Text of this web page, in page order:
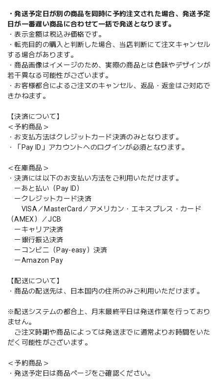
・発送予定日が別の商品を同時に予約注文された場合、発送予定
日が一番遅い商品に合わせて一括で発送となります。
・表示金額は税込み価格です。
・転売目的の購入と判断した場合、当店判断にて注文キャンセル
する場合があります。
・商品画像はイメージのため、実際の商品とは色味やデザインが
若干異なる可能性がございます。
・お客様都合によるご注文のキャンセル、返品・返金はご対応で
きかねます。
【決済について】
＜予約商品＞
・お支払方法はクレジットカード決済のみとなります。
・「Pay ID」アカウントへのログインが必須となります。
＜在庫商品＞
・決済には以下のお支払い方法をご利用いただけます。
ーあと払い（Pay ID）
ークレジットカード決済
VISA／MasterCard／アメリカン・エキスプレス・カード
（AMEX）／JCB
ーキャリア決済
ー銀行振込決済
ーコンビニ（Pay-easy）決済
ーAmazon Pay
【配送について】
・商品の配送先は、日本国内の住所のみご利用いただけます。
※配送システムの都合上、月末最終平日は発送作業を行っており
ません。
ご注文時期や商品によっては発送までに通常よりお時間をいた
だく可能性がございます。
＜予約商品＞
・発送予定日は商品ページをご確認ください。